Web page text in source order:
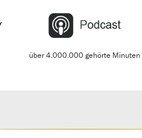
über 4.000.000 gehörte Minuten